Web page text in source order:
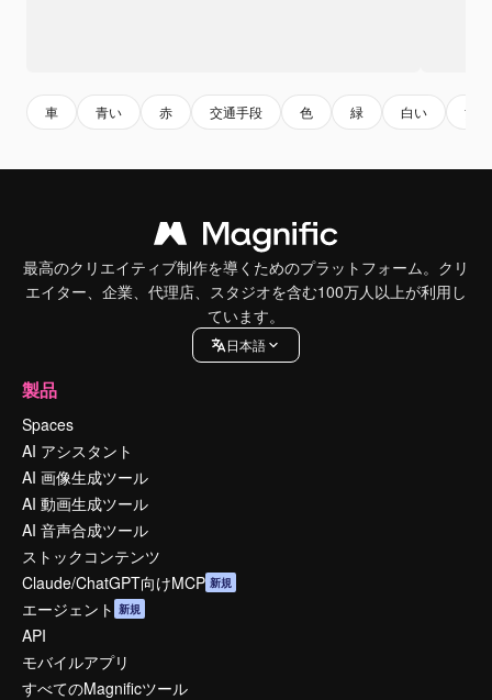
車 青い 赤 交通手段 色 緑 白い 黄色
最高のクリエイティブ制作を導くためのプラットフォーム。クリ
エイター、企業、代理店、スタジオを含む100万人以上が利用し
ています。
日本語
製品
Spaces
AI アシスタント
AI 画像生成ツール
AI 動画生成ツール
AI 音声合成ツール
ストックコンテンツ
Claude/ChatGPT向けMCP 新規
エージェント 新規
API
モバイルアプリ
すべてのMagnificツール